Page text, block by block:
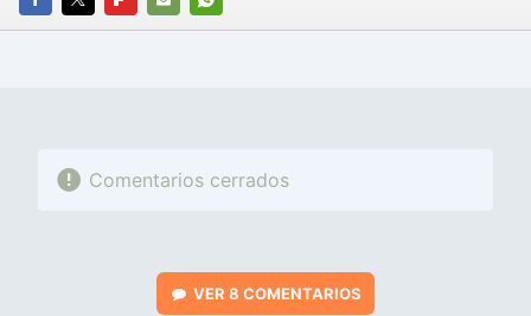
FACEBOOK
TWITTERFLIPBOARD
E-
WHATSAPP
Comentarios cerrados
VER 8 COMENTARIOS